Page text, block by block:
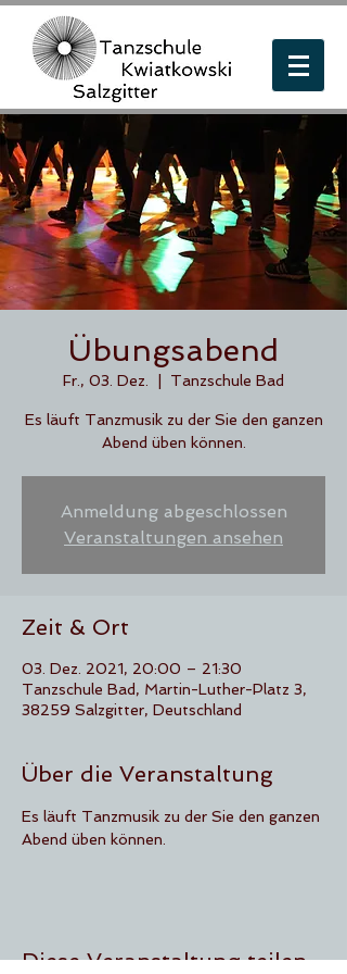
Übungsabend
Fr., 03. Dez. Tanzschule Bad
Es läuft Tanzmusik zu der Sie den ganzen
Abend üben können.
Anmeldung abgeschlossen
Veranstaltungen ansehen
Zeit & Ort
03. Dez. 2021, 20:00 – 21:30
Tanzschule Bad, Martin-Luther-Platz 3,
38259 Salzgitter, Deutschland
Über die Veranstaltung
Es läuft Tanzmusik zu der Sie den ganzen
Abend üben können.
Diese Veranstaltung teilen